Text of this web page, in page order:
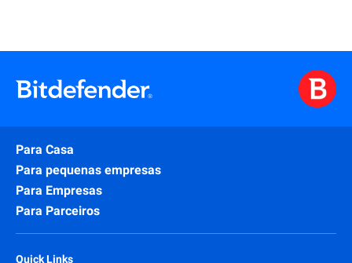
Para Casa
Para pequenas empresas
Para Empresas
Para Parceiros
Quick Links